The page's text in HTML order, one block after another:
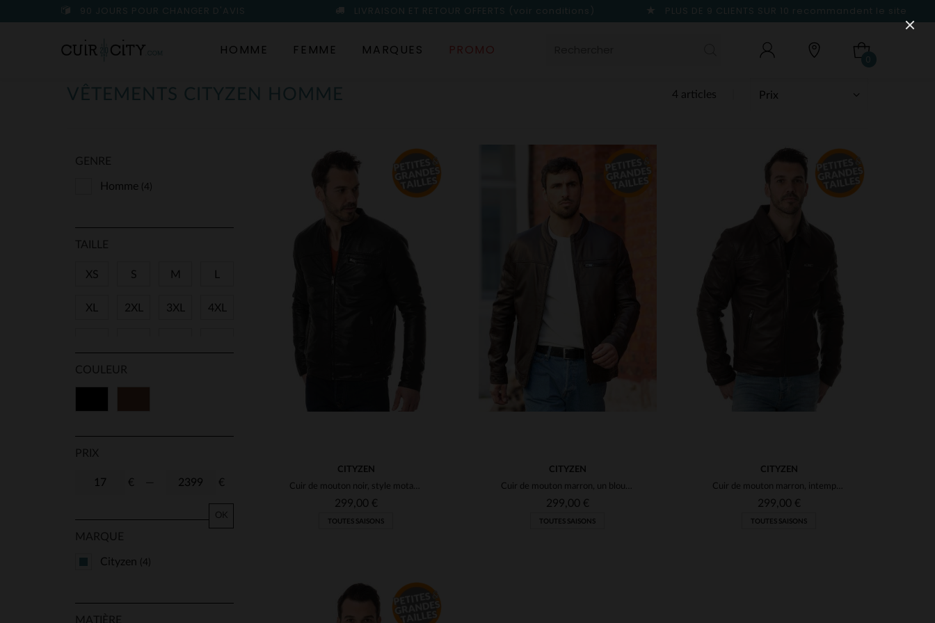
90 JOURS POUR CHANGER D'AVIS LIVRAISON ET RETOUR OFFERTS (voir conditions) PLUS DE 9 CLIENTS SUR 10 recommandent le site
HOMME FEMME MARQUES PROMO
0
4 articles
VÊTEMENTS CITYZEN HOMME
GENRE
Homme (4)
TAILLE
XS S M
XL 2XL 3XL 4XL
44
COULEUR
PRIX
€ €
OK
MARQUE
Cityzen (4)
MATIÈRE
CITYZEN
Cuir de mouton noir, style motard, coupe regular et détails soignés.
299,00 €
TOUTES SAISONS
CITYZEN
Cuir de mouton marron, un blouson classique pour un style décontracté.
299,00 €
TOUTES SAISONS
CITYZEN
Cuir de mouton marron, intemporel. Coupe regular, style décontracté.
299,00 €
TOUTES SAISONS